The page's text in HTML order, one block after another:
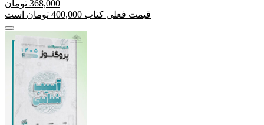
368,000 تومان
قیمت فعلی کتاب 400,000 تومان است